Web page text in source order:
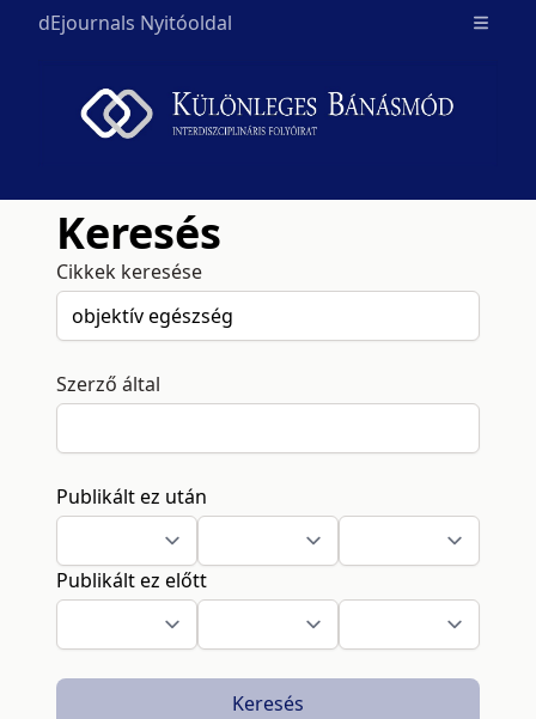
dEjournals Nyitóoldal Open
Keresés
Cikkek keresése
Szerző által
Publikált ez után
Publikált ez előtt
Keresés